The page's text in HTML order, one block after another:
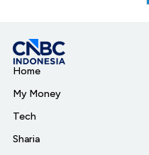
Home
My Money
Tech
Sharia